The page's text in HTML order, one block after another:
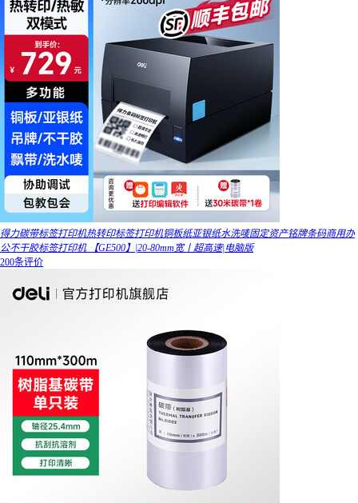
得力碳带标签打印机热转印标签打印机铜板纸亚银纸水洗唛固定资产铭牌条码商用办
公不干胶标签打印机 【GE500】|20-80mm宽丨超高速|电脑版
200条评价